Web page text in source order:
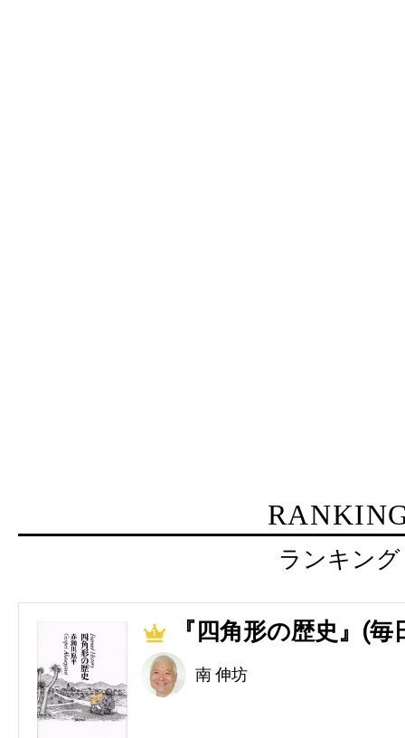
ランキング
1 『四角形の歴史』(毎
南 伸坊